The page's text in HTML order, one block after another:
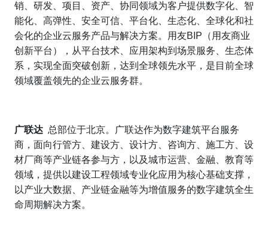
销、研发、项目、资产、协同领域为客户提供数字化、智
能化、高弹性、安全可信、平台化、生态化、全球化和社
会化的企业云服务产品与解决方案。用友BIP （用友商业
创新平台），从平台技术、应用架构到场景服务、生态体
系，实现全面突破创新，达到全球领先水平，是目前全球
领域覆盖领先的企业云服务群。
广联达 总部位于北京。广联达作为数字建筑平台服务
商，面向行管方、建设方、设计方、咨询方、施工方、设
材厂商等产业链各参与方，以及城市运营、金融、教育等
领域，提供以建设工程领域专业化应用为核心基础支撑，
以产业大数据、产业链金融等为增值服务的数字建筑全生
命周期解决方案。